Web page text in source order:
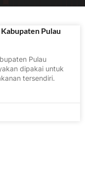
Pulau
Pulau
dipakai untuk
tersendiri.